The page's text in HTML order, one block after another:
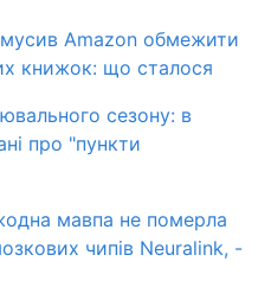
Amazon обмежити
книжок: що сталося
сезону: в
про "пункти
мавпа не померла
чипів Neuralink, -